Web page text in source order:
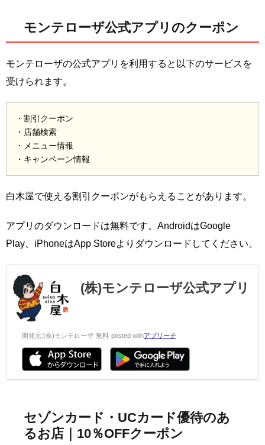
モンテローザ公式アプリのクーポン
モンテローザの公式アプリを利用すると以下のサービスを
受けられます。
・割引クーポン
・店舗検索
・メニュー情報
・キャンペーン情報
白木屋で使える割引クーポンがもらえることがあります。
アプリのダウンロードは無料です。AndroidはGoogle
Play、iPhoneはApp Storeよりダウンロードしてください。
(株)モンテローザ公式アプリ
開発元:(株)モンテローザ 無料 posted withアプリーチ
セゾンカード・UCカード優待のあ
るお店｜10％OFFクーポン